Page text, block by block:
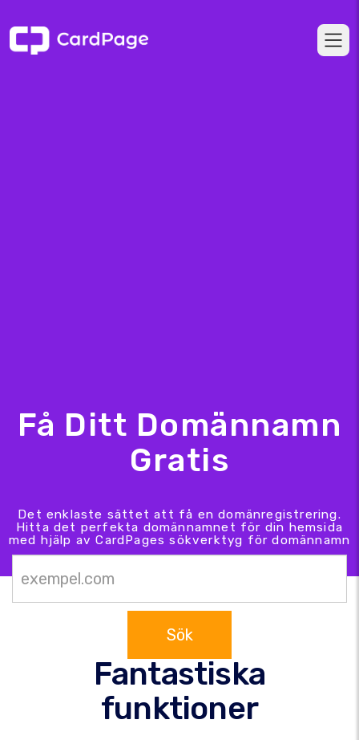
Få Ditt Domännamn
Gratis
Det enklaste sättet att få en domänregistrering.
Hitta det perfekta domännamnet för din hemsida
med hjälp av CardPages sökverktyg för domännamn
Sök
Fantastiska
funktioner